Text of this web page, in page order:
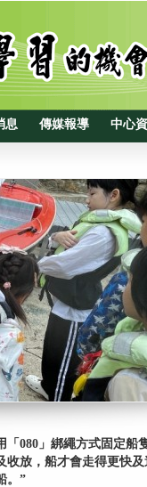
息 傳媒報導 中心
080」綁繩方式固定船
放，船才會走得更快
。”